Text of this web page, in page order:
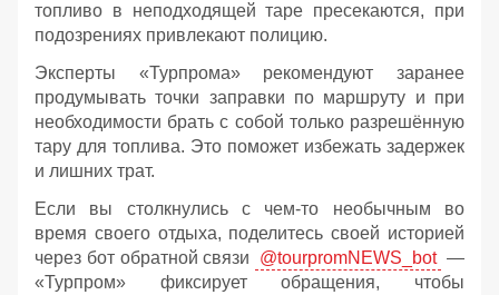
топливо в неподходящей таре пресекаются, при
подозрениях привлекают полицию.
Эксперты «Турпрома» рекомендуют заранее
продумывать точки заправки по маршруту и при
необходимости брать с собой только разрешённую
тару для топлива. Это поможет избежать задержек
и лишних трат.
Если вы столкнулись с чем-то необычным во
время своего отдыха, поделитесь своей историей
через бот обратной связи
@tourpromNEWS_bot —
«Турпром» фиксирует обращения, чтобы